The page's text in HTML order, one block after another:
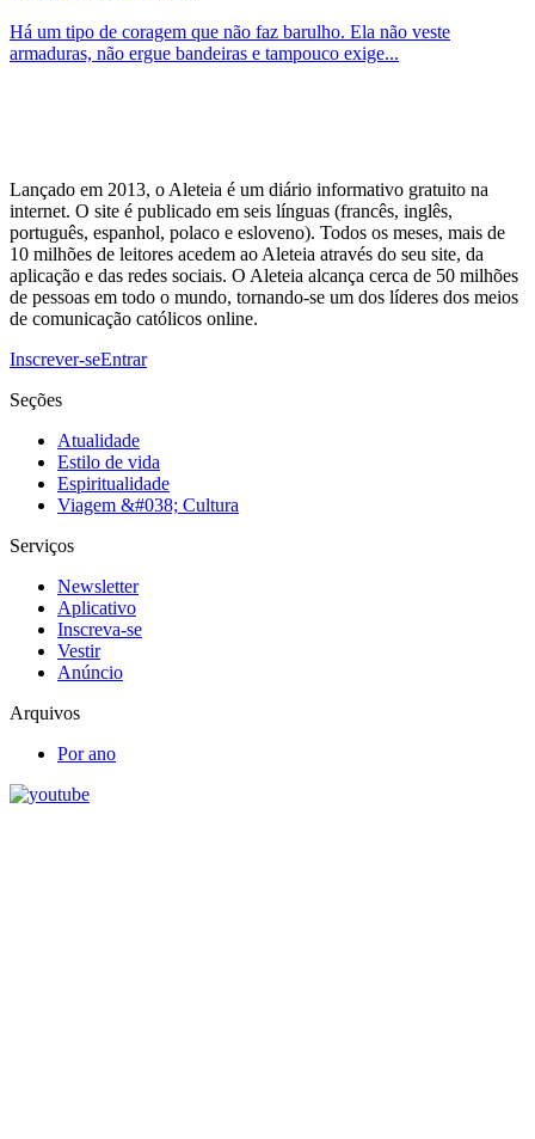
Há um tipo de coragem que não faz barulho. Ela não veste
armaduras, não ergue bandeiras e tampouco exige...
Lançado em 2013, o Aleteia é um diário informativo gratuito na
internet. O site é publicado em seis línguas (francês, inglês,
português, espanhol, polaco e esloveno). Todos os meses, mais de
10 milhões de leitores acedem ao Aleteia através do seu site, da
aplicação e das redes sociais. O Aleteia alcança cerca de 50 milhões
de pessoas em todo o mundo, tornando-se um dos líderes dos meios
de comunicação católicos online.
Inscrever-seEntrar
Seções
Atualidade
Estilo de vida
Espiritualidade
Viagem &#038; Cultura
Serviços
Newsletter
Aplicativo
Inscreva-se
Vestir
Anúncio
Arquivos
Por ano